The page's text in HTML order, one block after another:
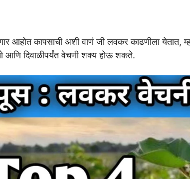
आहोत कापसाची अशी वाणं जी लवकर काढणीला येतात,
आणि दिवाळीपर्यंत वेचणी शक्य होऊ शकते.